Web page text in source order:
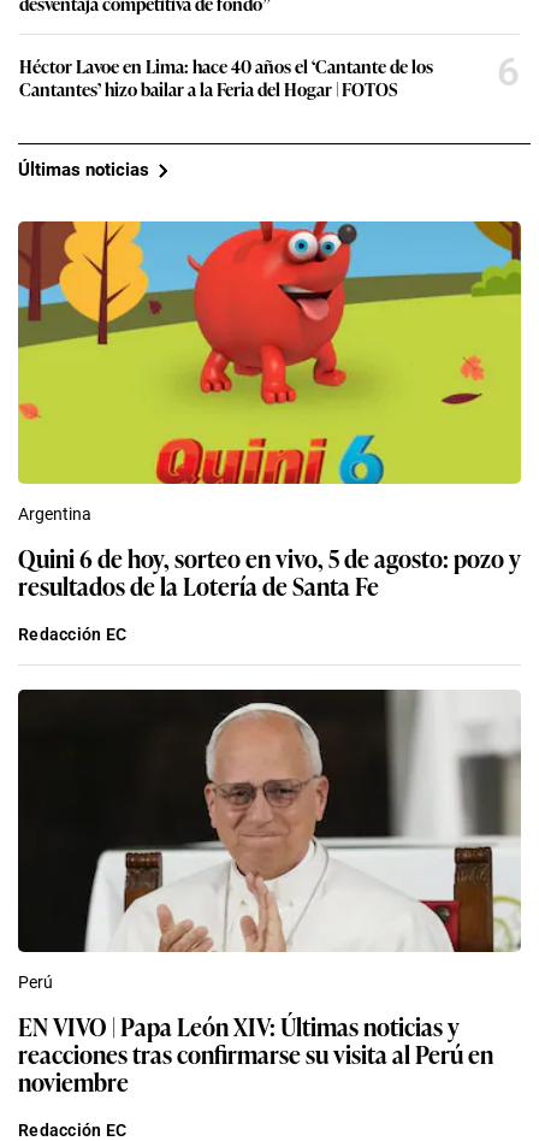
Héctor Lavoe en Lima: hace 40 años el ‘Cantante de los
Cantantes’ hizo bailar a la Feria del Hogar | FOTOS
6
Últimas noticias
Argentina
Quini 6 de hoy, sorteo en vivo, 5 de agosto: pozo y
resultados de la Lotería de Santa Fe
Redacción EC
Perú
EN VIVO | Papa León XIV: Últimas noticias y
reacciones tras confirmarse su visita al Perú en
noviembre
Redacción EC